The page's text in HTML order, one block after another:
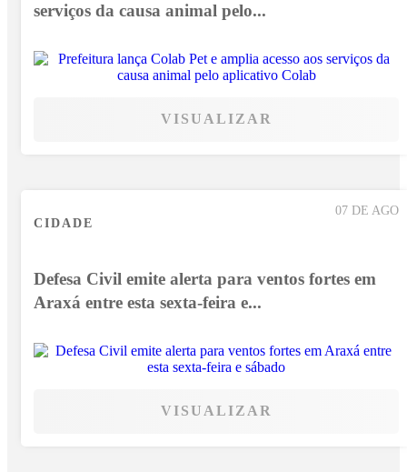
serviços da causa animal pelo...
VISUALIZAR
07 DE AGO
CIDADE
Defesa Civil emite alerta para ventos fortes em
Araxá entre esta sexta-feira e...
VISUALIZAR